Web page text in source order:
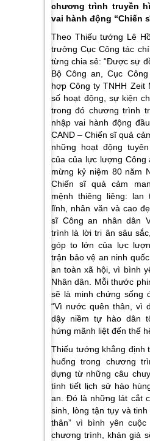
chương trình truyền
vai hành động “Chiến
Theo Thiếu tướng Lê
trưởng Cục Công tác
từng chia sẻ: “Được sự
Bộ Công an, Cục
hợp Công ty TNHH Zeit
số hoạt động, sự kiện
trong đó chương trình
nhập vai hành động
CAND – Chiến sĩ quả
những hoạt động
của của lực lượng Công
mừng kỷ niệm 80 năm
Chiến sĩ quả cảm
mệnh thiêng liêng: lan
lĩnh, nhân văn và cao
sĩ Công an nhân dân
trình là lời tri ân sâu
góp to lớn của lực
trận bảo vệ an ninh
an toàn xã hội, vì bình
Nhân dân. Mỗi thước
sẽ là minh chứng sống
“Vì nước quên thân, vì
dậy niềm tự hào dân
hứng mãnh liệt đến thế
Thiếu tướng khẳng định
huống trong chương
dựng từ những câu
tình tiết lịch sử hào
an. Đó là những lát cắt
sinh, lòng tận tụy và
thân” vì bình yên
chương trình, khán giả